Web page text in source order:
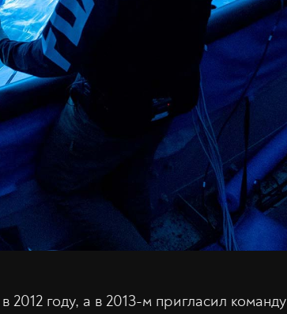
году, а в 2013-м пригласил команду